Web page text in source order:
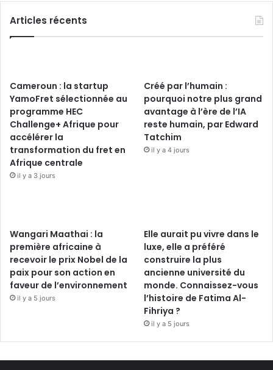
Articles récents
Cameroun : la startup
YamoFret sélectionnée au
programme HEC
Challenge+ Afrique pour
accélérer la
transformation du fret en
Afrique centrale
il y a 3 jours
Créé par l’humain :
pourquoi notre plus grand
avantage à l’ère de l’IA
reste humain, par Edward
Tatchim
il y a 4 jours
Wangari Maathai : la
première africaine à
recevoir le prix Nobel de la
paix pour son action en
faveur de l’environnement
il y a 5 jours
Elle aurait pu vivre dans le
luxe, elle a préféré
construire la plus
ancienne université du
monde. Connaissez-vous
l’histoire de Fatima Al-
Fihriya ?
il y a 5 jours